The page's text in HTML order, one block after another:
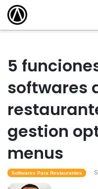
5
softwares
gestion
menus
Softwares Para Restaurantes